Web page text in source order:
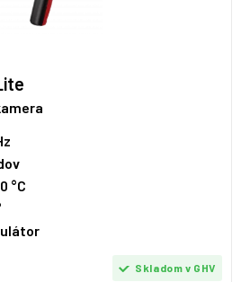
°C
Skladom v GHV